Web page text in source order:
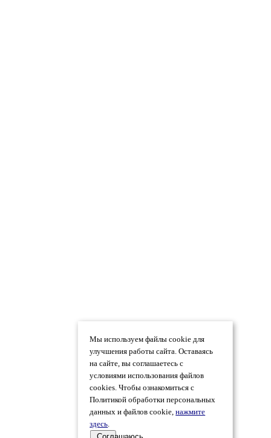
Мы используем файлы cookie для
улучшения работы сайта. Оставаясь
на сайте, вы соглашаетесь с
условиями использования файлов
cookies. Чтобы ознакомиться с
Политикой обработки персональных
данных и файлов cookie,нажмите
здесь.